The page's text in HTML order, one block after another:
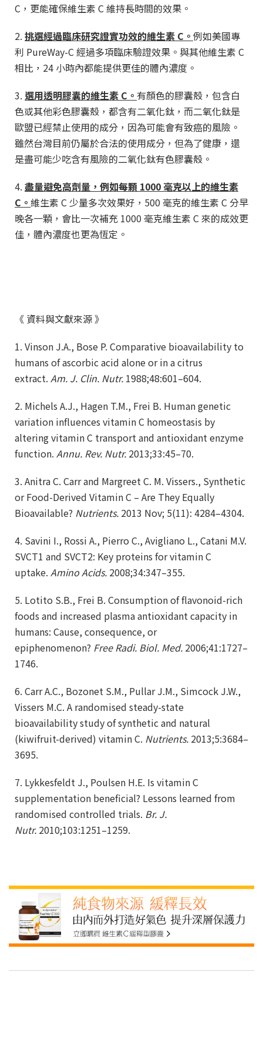
C，更能確保維生素 C 維持長時間的效果。
2. 挑選經過臨床研究證實功效的維生素 C。 例如美國專
利 PureWay-C 經過多項臨床驗證效果。與其他維生素 C
相比，24 小時內都能提供更佳的體內濃度。
3. 選用透明膠囊的維生素 C。 有顏色的膠囊殼，包含白
色或其他彩色膠囊殼，都含有二氧化鈦，而二氧化鈦是
歐盟已經禁止使用的成分，因為可能會有致癌的風險。
雖然台灣目前仍屬於合法的使用成分，但為了健康，還
是盡可能少吃含有風險的二氧化鈦有色膠囊殼。
4. 盡量避免高劑量，例如每顆 1000 毫克以上的維生素
C。 維生素 C 少量多次效果好，500 毫克的維生素 C 分早
晚各一顆，會比一次補充 1000 毫克維生素 C 來的成效更
佳，體內濃度也更為恆定。
《 資料與文獻來源 》
1. Vinson J.A., Bose P. Comparative bioavailability to
humans of ascorbic acid alone or in a citrus
extract. Am. J. Clin. Nutr. 1988;48:601–604.
2. Michels A.J., Hagen T.M., Frei B. Human genetic
variation influences vitamin C homeostasis by
altering vitamin C transport and antioxidant enzyme
function. Annu. Rev. Nutr. 2013;33:45–70.
3. Anitra C. Carr and Margreet C. M. Vissers., Synthetic
or Food-Derived Vitamin C – Are They Equally
Bioavailable? Nutrients. 2013 Nov; 5(11): 4284–4304.
4. Savini I., Rossi A., Pierro C., Avigliano L., Catani M.V.
SVCT1 and SVCT2: Key proteins for vitamin C
uptake. Amino Acids. 2008;34:347–355.
5. Lotito S.B., Frei B. Consumption of flavonoid-rich
foods and increased plasma antioxidant capacity in
humans: Cause, consequence, or
epiphenomenon? Free Radi. Biol. Med. 2006;41:1727–
1746.
6. Carr A.C., Bozonet S.M., Pullar J.M., Simcock J.W.,
Vissers M.C. A randomised steady-state
bioavailability study of synthetic and natural
(kiwifruit-derived) vitamin C. Nutrients. 2013;5:3684–
3695.
7. Lykkesfeldt J., Poulsen H.E. Is vitamin C
supplementation beneficial? Lessons learned from
randomised controlled trials. Br. J.
Nutr. 2010;103:1251–1259.